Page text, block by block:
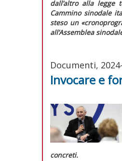
dall’altro alla legge
Cammino sinodale
steso un
all’Assemblea
Documenti,
Invocare e
concreti.